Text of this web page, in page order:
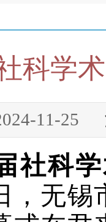
科学
11-25
社科
，无